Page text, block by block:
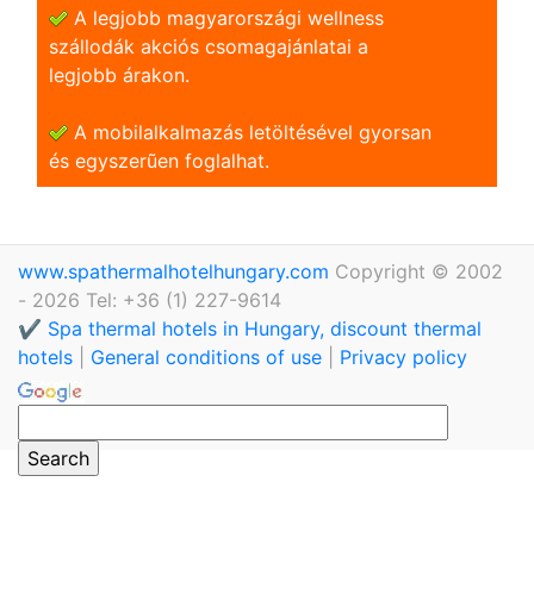
A legjobb magyarországi wellness
szállodák akciós csomagajánlatai a
legjobb árakon.
A mobilalkalmazás letöltésével gyorsan
és egyszerũen foglalhat.
www.spathermalhotelhungary.com Copyright © 2002
- 2026 Tel: +36 (1) 227-9614
✔️ Spa thermal hotels in Hungary, discount thermal
hotels
General conditions of use Privacy policy